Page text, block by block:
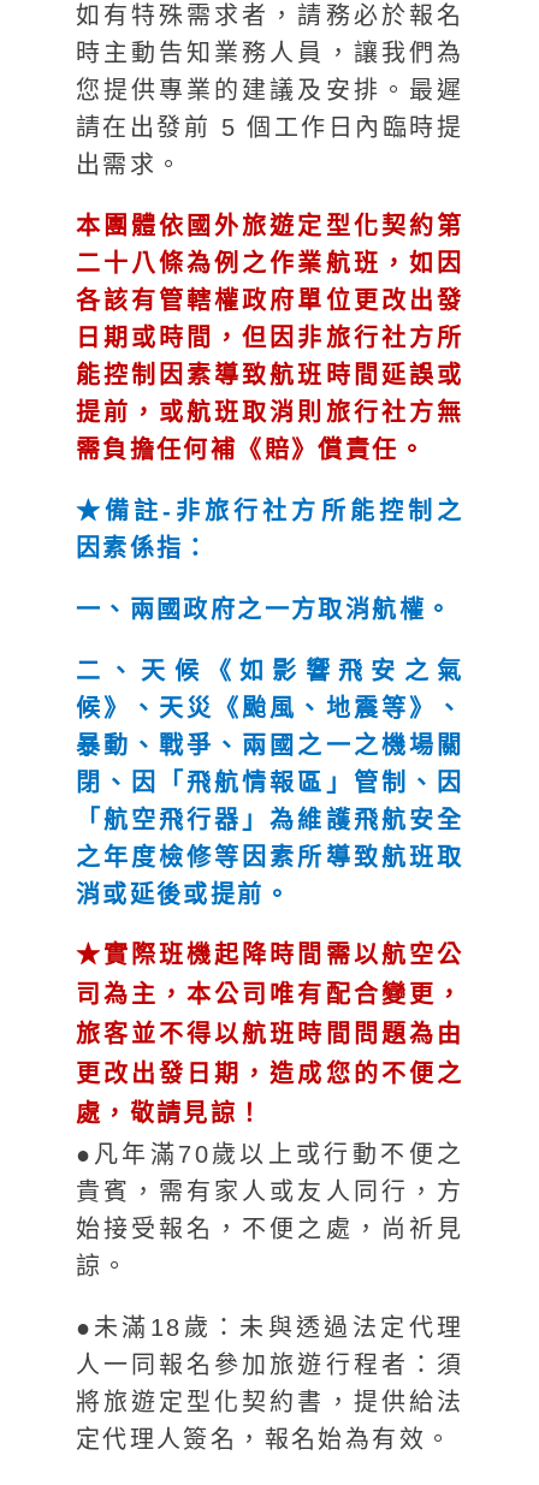
如有特殊需求者，請務必於報名
時主動告知業務人員，讓我們為
您提供專業的建議及安排。最遲
請在出發前 5 個工作日內臨時提
出需求。
本團體依國外旅遊定型化契約第
二十八條為例之作業航班，如因
各該有管轄權政府單位更改出發
日期或時間，但因非旅行社方所
能控制因素導致航班時間延誤或
提前，或航班取消則旅行社方無
需負擔任何補《賠》償責任。
★備註-非旅行社方所能控制之
因素係指：
一、兩國政府之一方取消航權。
二、天候《如影響飛安之氣
候》、天災《颱風、地震等》、
暴動、戰爭、兩國之一之機場關
閉、因「飛航情報區」管制、因
「航空飛行器」為維護飛航安全
之年度檢修等因素所導致航班取
消或延後或提前。
★實際班機起降時間需以航空公
司為主，本公司唯有配合變更，
旅客並不得以航班時間問題為由
更改出發日期，造成您的不便之
處，敬請見諒！
●凡年滿70歲以上或行動不便之
貴賓，需有家人或友人同行，方
始接受報名，不便之處，尚祈見
諒。
●未滿18歲：未與透過法定代理
人一同報名參加旅遊行程者：須
將旅遊定型化契約書，提供給法
定代理人簽名，報名始為有效。